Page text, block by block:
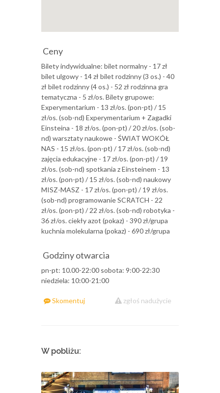
Ceny
Bilety indywidualne: bilet normalny - 17 zł
bilet ulgowy - 14 zł bilet rodzinny (3 os.) - 40
zł bilet rodzinny (4 os.) - 52 zł rodzinna gra
tematyczna - 5 zł/os. Bilety grupowe:
Experymentarium - 13 zł/os. (pon-pt) / 15
zł/os. (sob-nd) Experymentarium + Zagadki
Einsteina - 18 zł/os. (pon-pt) / 20 zł/os. (sob-
nd) warsztaty naukowe - ŚWIAT WOKÓŁ
NAS - 15 zł/os. (pon-pt) / 17 zł/os. (sob-nd)
zajęcia edukacyjne - 17 zł/os. (pon-pt) / 19
zł/os. (sob-nd) spotkania z Einsteinem - 13
zł/os. (pon-pt) / 15 zł/os. (sob-nd) naukowy
MISZ-MASZ - 17 zł/os. (pon-pt) / 19 zł/os.
(sob-nd) programowanie SCRATCH - 22
zł/os. (pon-pt) / 22 zł/os. (sob-nd) robotyka -
36 zł/os. ciekły azot (pokaz) - 390 zł/grupa
kuchnia molekularna (pokaz) - 690 zł/grupa
Godziny otwarcia
pn-pt: 10.00-22:00 sobota: 9:00-22:30
niedziela: 10:00-21:00
Skomentuj zgłoś nadużycie
W pobliżu: